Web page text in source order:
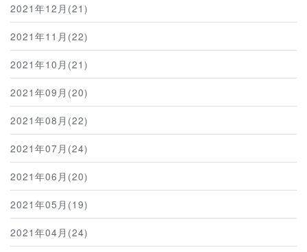
2021年12月(21)
2021年11月(22)
2021年10月(21)
2021年09月(20)
2021年08月(22)
2021年07月(24)
2021年06月(20)
2021年05月(19)
2021年04月(24)